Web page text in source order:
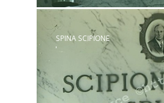
SPINA SCIPIONE